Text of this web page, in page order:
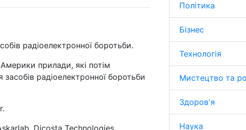
радіоелектронної боротьби.
Америки прилади, які потім
радіоелектронної боротьби
Dicosta Technologies,
Політика
Бізнес
Технологія
Мистецтво та
Здоров'я
Наука